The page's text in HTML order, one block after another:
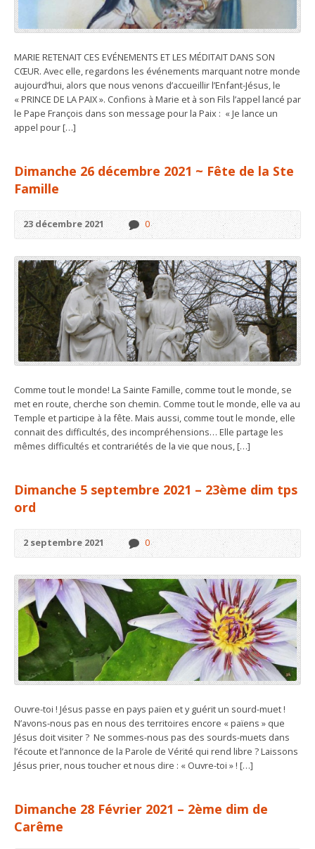
MARIE RETENAIT CES EVÉNEMENTS ET LES MÉDITAIT DANS SON
CŒUR. Avec elle, regardons les événements marquant notre monde
aujourd’hui, alors que nous venons d’accueillir l’Enfant-Jésus, le
« PRINCE DE LA PAIX ». Confions à Marie et à son Fils l’appel lancé par
le Pape François dans son message pour la Paix : « Je lance un
appel pour […]
Dimanche 26 décembre 2021 ~ Fête de la Ste
Famille
23 décembre 2021 0
Comme tout le monde! La Sainte Famille, comme tout le monde, se
met en route, cherche son chemin. Comme tout le monde, elle va au
Temple et participe à la fête. Mais aussi, comme tout le monde, elle
connait des difficultés, des incompréhensions… Elle partage les
mêmes difficultés et contrariétés de la vie que nous, […]
Dimanche 5 septembre 2021 – 23ème dim tps
ord
2 septembre 2021 0
Ouvre-toi ! Jésus passe en pays païen et y guérit un sourd-muet !
N’avons-nous pas en nous des territoires encore « païens » que
Jésus doit visiter ? Ne sommes-nous pas des sourds-muets dans
l’écoute et l’annonce de la Parole de Vérité qui rend libre ? Laissons
Jésus prier, nous toucher et nous dire : « Ouvre-toi » ! […]
Dimanche 28 Février 2021 – 2ème dim de
Carême